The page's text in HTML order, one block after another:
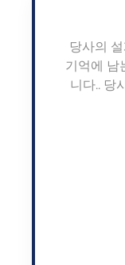
당사의
기억에 남
니다.. 당